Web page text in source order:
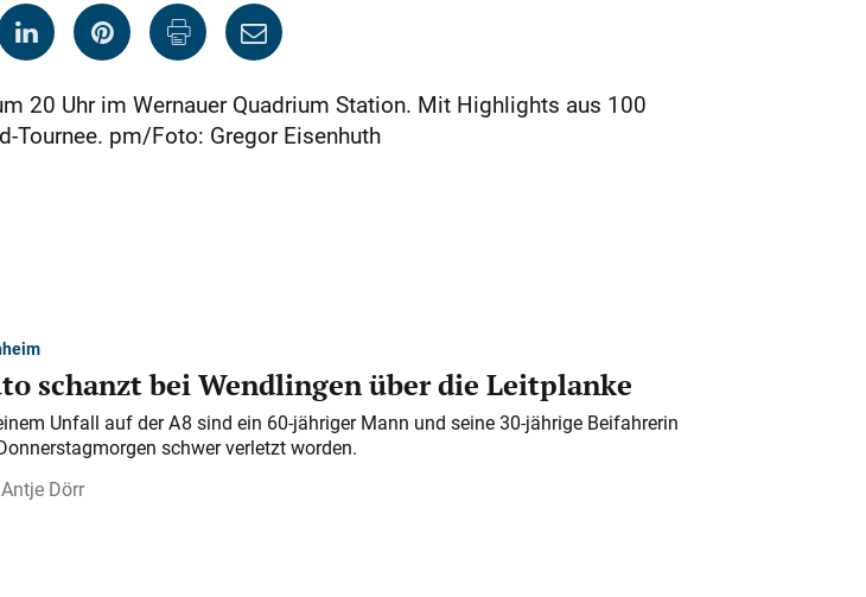
20 Uhr im Wer­nauer Quadrium Station. Mit Highlights aus 100
Tournee. pm/Foto: Gregor Eisenhuth
schanzt bei Wendlingen über die Leitplanke
Unfall auf der A 8 sind ein 60-jähriger Mann und seine 30-jährige Beifahrerin
schwer verletzt worden.
Antje Dörr